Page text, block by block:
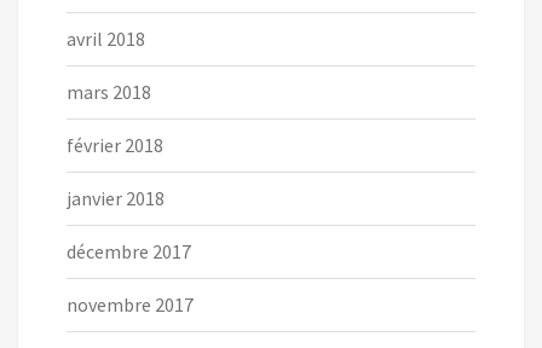
avril 2018
mars 2018
février 2018
janvier 2018
décembre 2017
novembre 2017